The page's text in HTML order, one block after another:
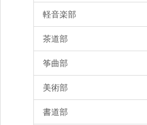
軽音楽部
茶道部
筝曲部
美術部
書道部